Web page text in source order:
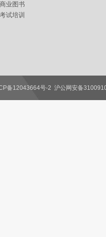
商业图书
考试培训
备12043664号-2 沪公网安备